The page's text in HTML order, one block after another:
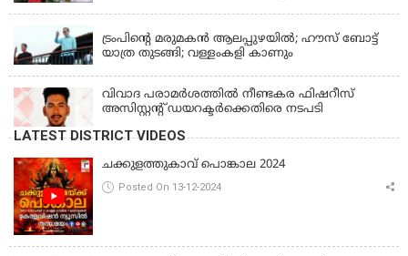
ട്രംപിന്റെ മരുമകന്‍ ആലപ്പുഴയില്‍; ഹൗസ് ബോട്ട്
യാത്ര തുടങ്ങി; വള്ളംകളി കാണും
വിവാദ പരാമര്‍ശത്തില്‍ നീണ്ടകര ഫിഷറീസ്
അസിസ്റ്റന്റ് ഡയറക്ടര്‍ക്കെതിരെ നടപടി
LATEST DISTRICT VIDEOS
ചക്കുളത്തുകാവ് പൊങ്കാല 2024
Posted On 13-12-2024